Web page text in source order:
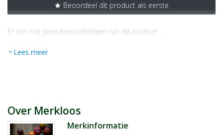
star Beoordeel dit product als eerste
Er zijn nog geen beoordelingen van dit product …
expand_more Lees meer
Over Merkloos
Merkinformatie